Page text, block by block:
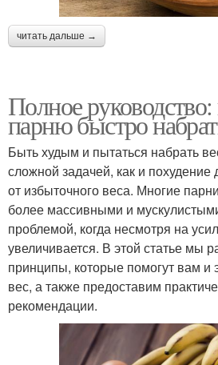
читать дальше →
Полное
парню быстро
Быть худым и пытаться набрать
сложной задачей, как и похудение
от избыточного веса. Многие
более массивными и
проблемой, когда несмотря на
увеличивается. В этой статье мы
принципы, которые помогут вам и
вес, а также предоставим
рекомендации.